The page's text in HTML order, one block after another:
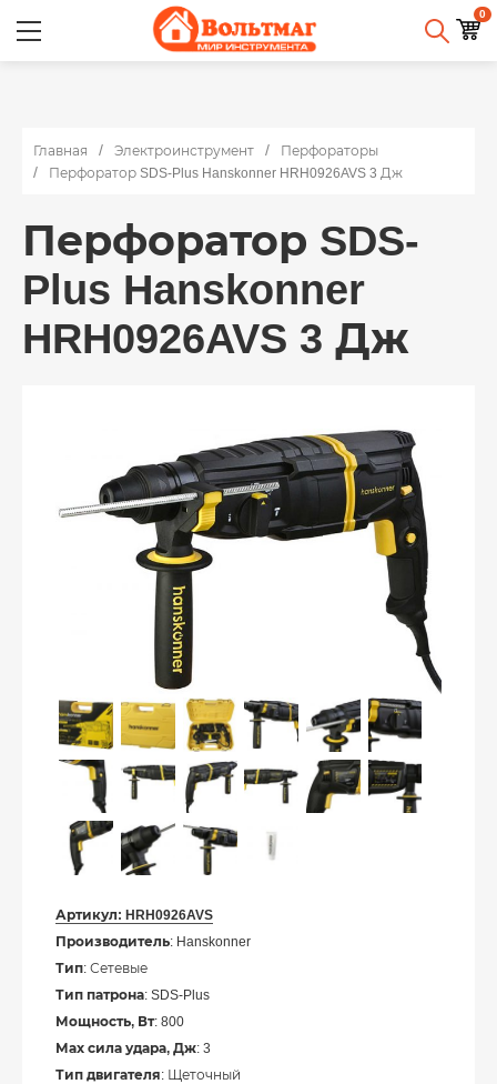
0
Главная Электроинструмент
Перфораторы
Перфоратор SDS-Plus Hanskonner HRH0926AVS 3 Дж
Перфоратор SDS-
Plus Hanskonner
HRH0926AVS 3 Дж
Артикул: HRH0926AVS
Производитель: Hanskonner
Тип: Сетевые
Тип патрона: SDS-Plus
Мощность, Вт: 800
Мах сила удара, Дж: 3
Тип двигателя: Щеточный